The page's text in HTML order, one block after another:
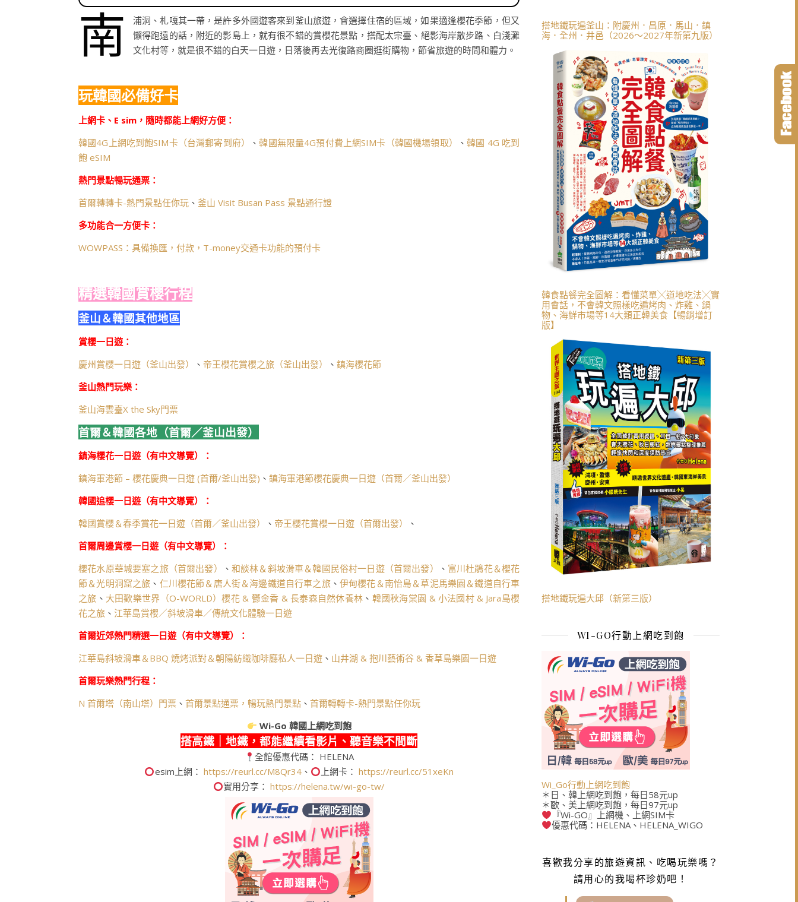
南
浦洞、札嘎其一帶，是許多外國遊客來到釜山旅遊，會選擇住宿的區域，如果適逢櫻花季節，但又
懶得跑遠的話，附近的影島上，就有很不錯的賞櫻花景點，搭配太宗臺、絕影海岸散步路、白淺灘
文化村等，就是很不錯的白天一日遊，日落後再去光復路商圈逛街購物，節省旅遊的時間和體力。
玩韓國必備好卡
上網卡、E sim，隨時都能上網好方便：
韓國4G上網吃到飽SIM卡（台灣郵寄到府）
、韓國無限量4G預付費上網SIM卡（韓國機場領取） 、韓國 4G 吃到
飽 eSIM
熱門景點暢玩通票：
首爾轉轉卡-熱門景點任你玩 、 釜山 Visit Busan Pass 景點通行證
多功能合一方便卡：
WOWPASS：具備換匯，付款，T-money交通卡功能的預付卡
精選韓國賞櫻行程
釜山＆韓國其他地區
賞櫻一日遊：
慶州賞櫻一日遊（釜山出發）
、 帝王櫻花賞櫻之旅（釜山出發） 、 鎮海櫻花節
釜山熱門玩樂：
釜山海雲臺X the Sky門票
首爾＆韓國各地（首爾／釜山出發）
鎮海櫻花一日遊（有中文導覽）：
鎮海軍港節 – 櫻花慶典一日遊 (首爾/釜山出發) 、 鎮海軍港節櫻花慶典一日遊（首爾／釜山出發）
韓國追櫻一日遊（有中文導覽）：
韓國賞櫻＆春季賞花一日遊（首爾／釜山出發）
、 帝王櫻花賞櫻一日遊（首爾出發）
、
首爾周邊賞櫻一日遊（有中文導覽）：
櫻花水原華城要塞之旅（首爾出發）
、 和談林＆斜坡滑車＆韓國民俗村一日遊（首爾出發） 、 富川杜鵑花＆櫻花
節＆光明洞窟之旅 、 仁川櫻花節＆唐人街＆海邊鐵道自行車之旅、 伊甸櫻花＆南怡島＆草泥馬樂園＆鐵道自行車
之旅 、 大田歡樂世界（O-WORLD）櫻花 & 鬱金香 & 長泰森自然休養林 、 韓國秋海棠園 & 小法國村 & Jara島櫻
花之旅 、 江華島賞櫻／斜坡滑車／傳統文化體驗一日遊
首爾近郊熱門精選一日遊（有中文導覽）：
江華島斜坡滑車＆BBQ 燒烤派對＆朝陽紡織咖啡廳私人一日遊 、 山井湖 & 抱川藝術谷 & 香草島樂園一日遊
首爾玩樂熱門行程：
N 首爾塔（南山塔）門票 、 首爾景點通票，暢玩熱門景點 、 首爾轉轉卡-熱門景點任你玩
Wi-Go 韓國上網吃到飽
搭高鐵｜地鐵，都能繼續看影片、聽音樂不間斷
全館優惠代碼： HELENA
esim上網： https://reurl.cc/M8Qr34、 上網卡： https://reurl.cc/51xeKn
實用分享：https://helena.tw/wi-go-tw/
搭地鐵玩遍釜山：附慶州．昌原．馬山．鎮
海．全州．井邑（2026～2027年新第九版）
韓食點餐完全圖解：看懂菜單╳道地吃法╳實
用會話，不會韓文照樣吃遍烤肉、炸雞、鍋
物、海鮮市場等14大類正韓美食【暢銷增訂
版】
搭地鐵玩遍大邱（新第三版）
WI-GO行動上網吃到飽
Wi_Go行動上網吃到飽
＊日、韓上網吃到飽，每日58元up
＊歐、美上網吃到飽，每日97元up
『Wi-GO』上網機、上網SIM卡
優惠代碼：HELENA、HELENA_WIGO
喜歡我分享的旅遊資訊、吃喝玩樂嗎？
請用心的我喝杯珍奶吧！